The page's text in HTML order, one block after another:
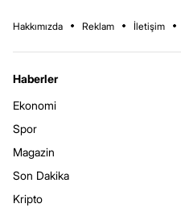
Hakkımızda Reklam İletişim
Haberler
Ekonomi
Spor
Magazin
Son Dakika
Kripto